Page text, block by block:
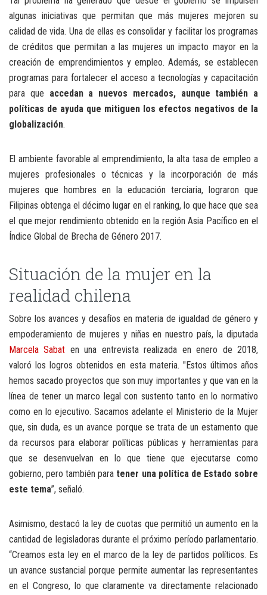
algunas iniciativas que permitan que más mujeres mejoren su
calidad de vida. Una de ellas es consolidar y facilitar los programas
de créditos que permitan a las mujeres un impacto mayor en la
creación de emprendimientos y empleo. Además, se establecen
programas para fortalecer el acceso a tecnologías y capacitación
para que accedan a nuevos mercados, aunque también a
políticas de ayuda que mitiguen los efectos negativos de la
globalización.
El ambiente favorable al emprendimiento, la alta tasa de empleo a
mujeres profesionales o técnicas y la incorporación de más
mujeres que hombres en la educación terciaria, lograron que
Filipinas obtenga el décimo lugar en el ranking, lo que hace que sea
el que mejor rendimiento obtenido en la región Asia Pacífico en el
Índice Global de Brecha de Género 2017.
Situación de la mujer en la
realidad chilena
Sobre los avances y desafíos en materia de igualdad de género y
empoderamiento de mujeres y niñas en nuestro país, la diputada
Marcela Sabat en una entrevista realizada en enero de 2018,
valoró los logros obtenidos en esta materia. "Estos últimos años
hemos sacado proyectos que son muy importantes y que van en la
línea de tener un marco legal con sustento tanto en lo normativo
como en lo ejecutivo. Sacamos adelante el Ministerio de la Mujer
que, sin duda, es un avance porque se trata de un estamento que
da recursos para elaborar políticas públicas y herramientas para
que se desenvuelvan en lo que tiene que ejecutarse como
gobierno, pero también para tener una política de Estado sobre
este tema”, señaló.
Asimismo, destacó la ley de cuotas que permitió un aumento en la
cantidad de legisladoras durante el próximo período parlamentario.
“Creamos esta ley en el marco de la ley de partidos políticos. Es
un avance sustancial porque permite aumentar las representantes
en el Congreso, lo que claramente va directamente relacionado